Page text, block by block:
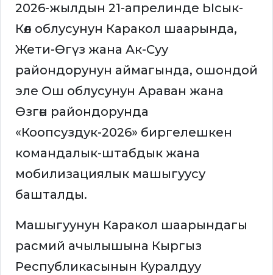
2026-жылдын 21-апрелинде Ысык-
Көл облусунун Каракол шаарында,
Жети-Өгүз жана Ак-Суу
райондорунун аймагында, ошондой
эле Ош облусунун Араван жана
Өзгөн райондорунда
«Коопсуздук-2026» биргелешкен
командалык-штабдык жана
мобилизациялык машыгуусу
башталды.
Машыгуунун Каракол шаарындагы
расмий ачылышына Кыргыз
Республикасынын Куралдуу